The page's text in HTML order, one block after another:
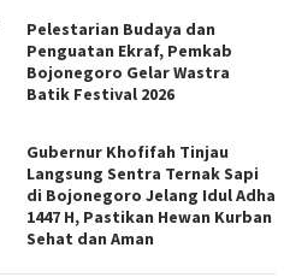
Pelestarian Budaya dan
Penguatan Ekraf, Pemkab
Bojonegoro Gelar Wastra
Batik Festival 2026
Gubernur Khofifah Tinjau
Langsung Sentra Ternak Sapi
di Bojonegoro Jelang Idul Adha
1447 H, Pastikan Hewan Kurban
Sehat dan Aman